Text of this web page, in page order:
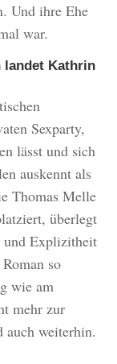
Und ihre Ehe
war.
landet Kathrin
Sexparty,
lässt und sich
auskennt als
Thomas Melle
überlegt
und Explizitheit
so
wie am
mehr zur
auch weiterhin.